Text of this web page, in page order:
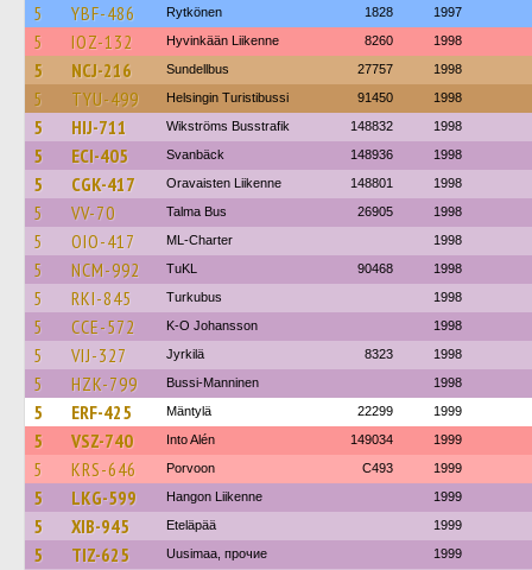
5 YBF-486 Rytkönen 1828 1997
5 IOZ-132 Hyvinkään Liikenne 8260 1998
5 NCJ-216 Sundellbus 27757 1998
5 TYU-499 Helsingin Turistibussi 91450 1998
5 HIJ-711 Wikströms Busstrafik 148832 1998
5 ECI-405 Svanbäck 148936 1998
5 CGK-417 Oravaisten Liikenne 148801 1998
5 VV-70 Talma Bus 26905 1998
5 OIO-417 ML-Charter 1998
5 NCM-992 TuKL 90468 1998
5 RKI-845 Turkubus 1998
5 CCE-572 K-O Johansson 1998
5 VIJ-327 Jyrkilä 8323 1998
5 HZK-799 Bussi-Manninen 1998
5 ERF-425 Mäntylä 22299 1999
5 VSZ-740 Into Alén 149034 1999
5 KRS-646 Porvoon C493 1999
5 LKG-599 Hangon Liikenne 1999
5 XIB-945 Eteläpää 1999
5 TIZ-625 Uusimaa, прочие 1999